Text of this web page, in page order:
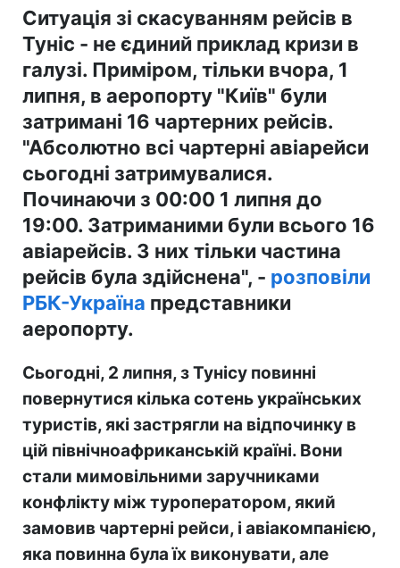
Ситуація зі скасуванням рейсів в
Туніс - не єдиний приклад кризи в
галузі. Приміром, тільки вчора, 1
липня, в аеропорту "Київ" були
затримані 16 чартерних рейсів.
"Абсолютно всі чартерні авіарейси
сьогодні затримувалися.
Починаючи з 00:00 1 липня до
19:00. Затриманими були всього 16
авіарейсів. З них тільки частина
рейсів була здійснена", - розповіли
РБК-Україна представники
аеропорту.
Сьогодні, 2 липня, з Тунісу повинні
повернутися кілька сотень українських
туристів, які застрягли на відпочинку в
цій північноафриканській країні. Вони
стали мимовільними заручниками
конфлікту між туроператором, який
замовив чартерні рейси, і авіакомпанією,
яка повинна була їх виконувати, але